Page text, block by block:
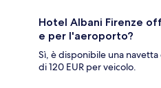
Hotel Albani Firenze
e per l'aeroporto?
Sì, è disponibile una
di 120 EUR per veicolo.